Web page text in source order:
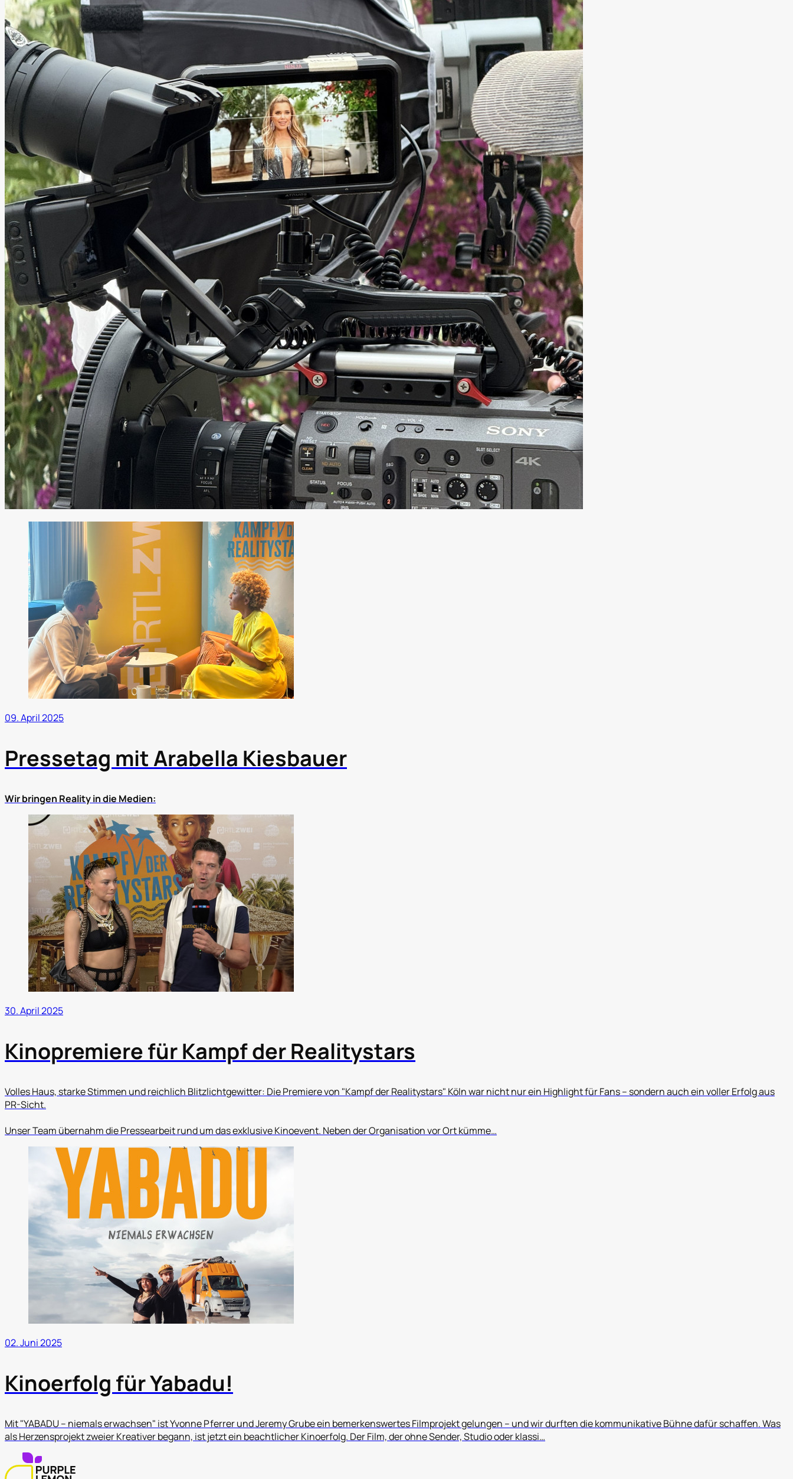
09. April 2025
Pressetag mit Arabella Kiesbauer
Wir bringen Reality in die Medien:
30. April 2025
Kinopremiere für Kampf der Realitystars
Volles Haus, starke Stimmen und reichlich Blitzlichtgewitter: Die Premiere von "Kampf der Realitystars" Köln war nicht nur ein Highlight für Fans – sondern auch ein voller Erfolg aus
PR-Sicht.
Unser Team übernahm die Pressearbeit rund um das exklusive Kinoevent. Neben der Organisation vor Ort kümme…
02. Juni 2025
Kinoerfolg für Yabadu!
Mit "YABADU – niemals erwachsen" ist Yvonne Pferrer und Jeremy Grube ein bemerkenswertes Filmprojekt gelungen – und wir durften die kommunikative Bühne dafür schaffen. Was
als Herzensprojekt zweier Kreativer begann, ist jetzt ein beachtlicher Kinoerfolg. Der Film, der ohne Sender, Studio oder klassi…